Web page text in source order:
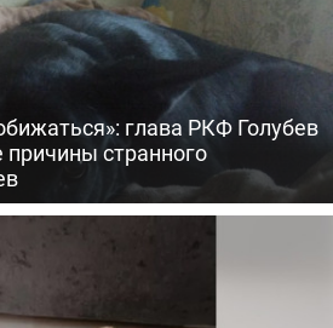
глава РКФ Голубев
странного